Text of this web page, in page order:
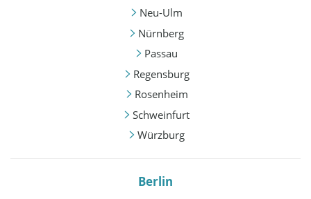
Neu-Ulm
Nürnberg
Passau
Regensburg
Rosenheim
Schweinfurt
Würzburg
Berlin